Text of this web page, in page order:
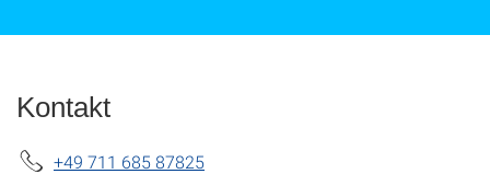
Kontakt
+49 711 685 87825